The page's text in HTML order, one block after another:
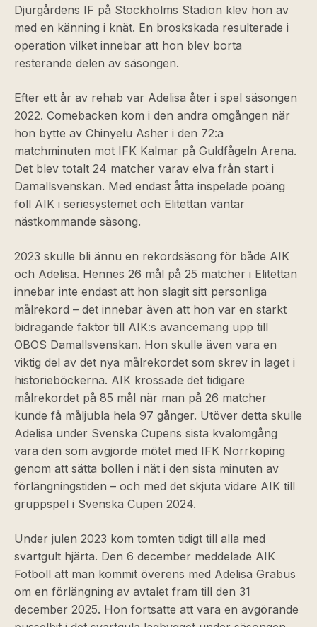
Djurgårdens IF på Stockholms Stadion klev hon av
med en känning i knät. En broskskada resulterade i
operation vilket innebar att hon blev borta
resterande delen av säsongen.
Efter ett år av rehab var Adelisa åter i spel säsongen
2022. Comebacken kom i den andra omgången när
hon bytte av Chinyelu Asher i den 72:a
matchminuten mot IFK Kalmar på Guldfågeln Arena.
Det blev totalt 24 matcher varav elva från start i
Damallsvenskan. Med endast åtta inspelade poäng
föll AIK i seriesystemet och Elitettan väntar
nästkommande säsong.
2023 skulle bli ännu en rekordsäsong för både AIK
och Adelisa. Hennes 26 mål på 25 matcher i Elitettan
innebar inte endast att hon slagit sitt personliga
målrekord – det innebar även att hon var en starkt
bidragande faktor till AIK:s avancemang upp till
OBOS Damallsvenskan. Hon skulle även vara en
viktig del av det nya målrekordet som skrev in laget i
historieböckerna. AIK krossade det tidigare
målrekordet på 85 mål när man på 26 matcher
kunde få måljubla hela 97 gånger. Utöver detta skulle
Adelisa under Svenska Cupens sista kvalomgång
vara den som avgjorde mötet med IFK Norrköping
genom att sätta bollen i nät i den sista minuten av
förlängningstiden – och med det skjuta vidare AIK till
gruppspel i Svenska Cupen 2024.
Under julen 2023 kom tomten tidigt till alla med
svartgult hjärta. Den 6 december meddelade AIK
Fotboll att man kommit överens med Adelisa Grabus
om en förlängning av avtalet fram till den 31
december 2025. Hon fortsatte att vara en avgörande